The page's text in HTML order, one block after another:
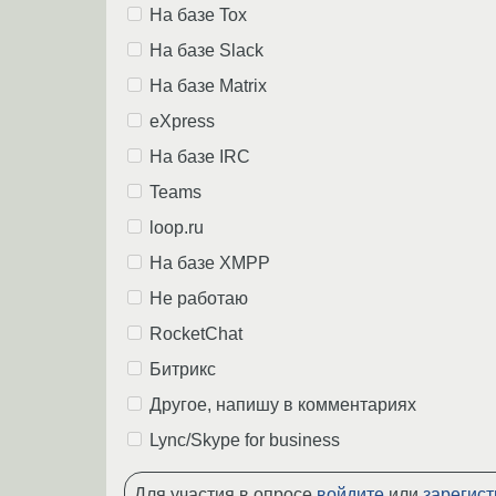
На базе Tox
На базе Slack
На базе Matrix
eXpress
На базе IRC
Teams
loop.ru
На базе XMPP
Не работаю
RocketChat
Битрикс
Другое, напишу в комментариях
Lync/Skype for business